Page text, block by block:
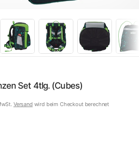
Set 4tlg. (Cubes)
Versand wird beim Checkout berechnet